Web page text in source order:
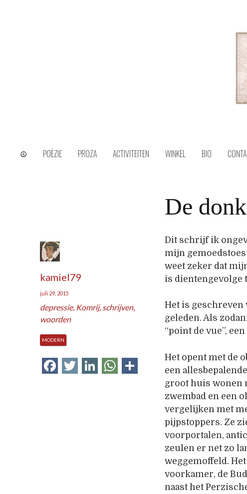
☮ POËZIE PROZA ACTIVITEITEN WINKEL BIO
De
kamiel79
juli 29, 2015
depressie, Komrij, schrijven,
woorden
MODERN
Facebook
Twitter
LinkedInWhatsApp
Delen
Dit schrijf ik
mijn
weet zeker dat
is dientengevolge
Het is
geleden. Als
“point de vue”,
Het opent met de
een
groot huis wonen
zwembad en een
vergelijken met
pijpstoppers. Ze
voorportalen,
zeulen er net zo
weggemoffeld.
voorkamer, de
naast het